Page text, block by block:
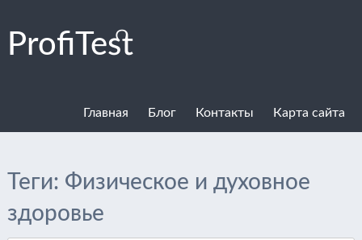
ProfiTest
Карта сайта
Контакты
Блог
Главная
Теги: Физическое и духовное
здоровье